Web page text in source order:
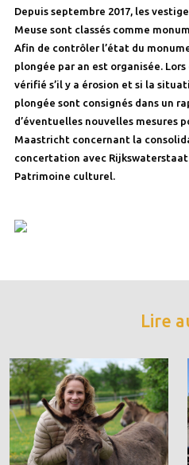
Depuis septembre 2017, les
Meuse sont classés comme
Afin de contrôler l’état du
plongée par an est organisée.
vérifié s’il y a érosion et si la
plongée sont consignés dans un
d’éventuelles nouvelles mesures
Maastricht concernant la
concertation avec Rijkswaterstaat
Patrimoine culturel.
Lire